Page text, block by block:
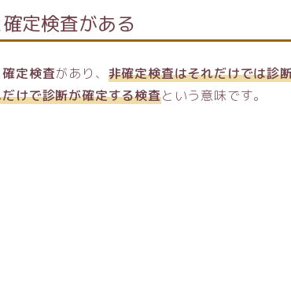
定検査がある
定検査があり、 非確定検査はそれだけでは診
けで診断が確定する検査という意味です。